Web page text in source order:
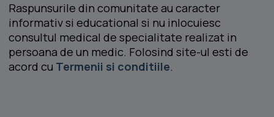
Raspunsurile din comunitate au caracter
informativ si educational si nu inlocuiesc
consultul medical de specialitate realizat in
persoana de un medic. Folosind site-ul esti de
acord cu Termenii si conditiile.